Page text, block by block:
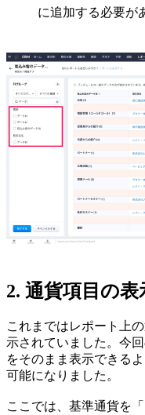
に追加する必要が
2. 通貨項目の
これまではレポート上
示されていました。今
をそのまま表示できる
可能になりました。
ここでは、基準通貨を